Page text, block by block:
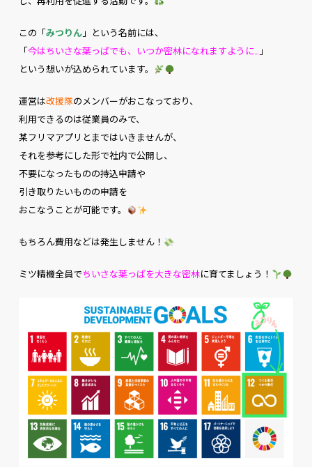
この「みつりん」という名前には、
「今はちいさな葉っぱでも、いつか密林になれますように…」
という想いが込められています。
運営は改援隊のメンバーがおこなっており、
利用できるのは従業員のみで、
某フリマアプリとまではいきませんが、
それを参考にした形で社内で公開し、
不要になったものの持込申請や
引き取りたいものの申請を
おこなうことが可能です。
もちろん費用などは発生しません！
ミツ精機全員でちいさな葉っぱを大きな密林に育てましょう！